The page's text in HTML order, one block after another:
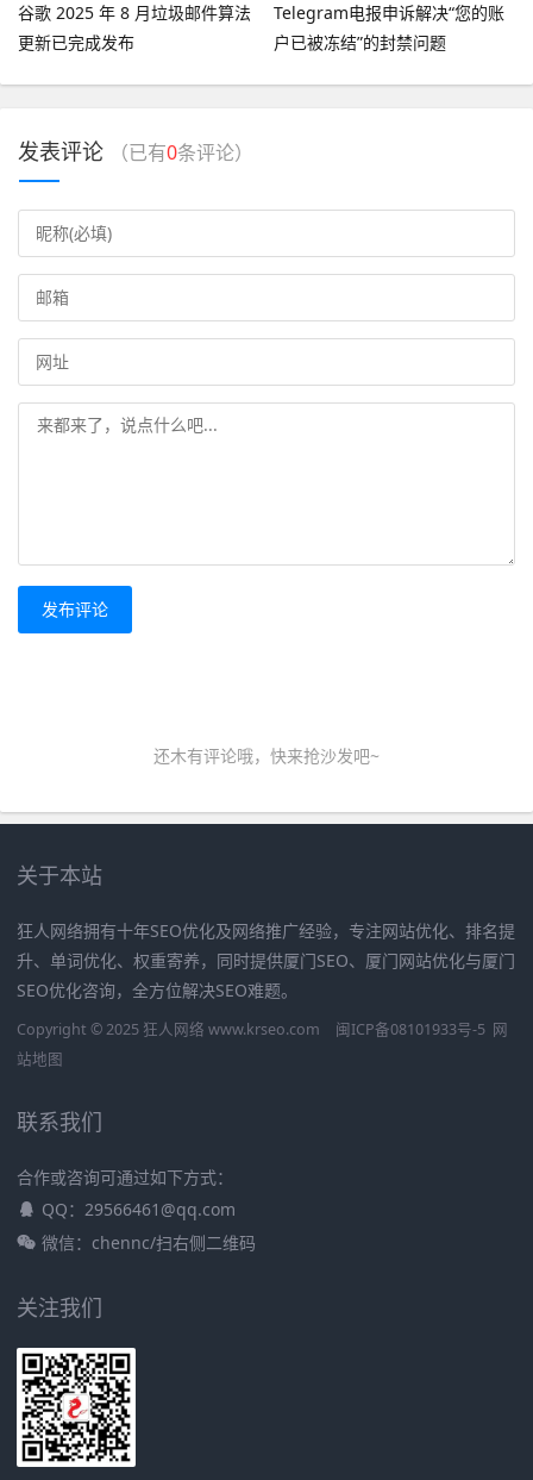
谷歌 2025 年 8 月垃圾邮件算法
更新已完成发布
Telegram电报申诉解决“您的账
户已被冻结”的封禁问题
发表评论 （已有0条评论）
发布评论
还木有评论哦，快来抢沙发吧~
关于本站
狂人网络拥有十年SEO优化及网络推广经验，专注网站优化、排名提
升、单词优化、权重寄养，同时提供厦门SEO、厦门网站优化与厦门
SEO优化咨询，全方位解决SEO难题。
Copyright © 2025 狂人网络 www.krseo.com 闽ICP备08101933号-5 网
站地图
联系我们
合作或咨询可通过如下方式：
QQ：29566461@qq.com
微信：chennc/扫右侧二维码
关注我们